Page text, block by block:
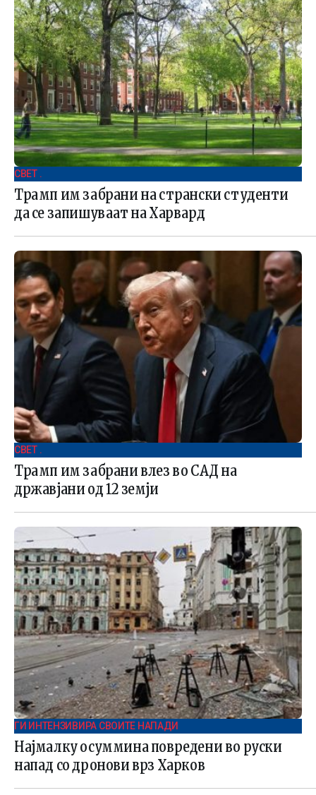
СВЕТ .
Трамп им забрани на странски студенти
да се запишуваат на Харвард
СВЕТ .
Трамп им забрани влез во САД на
државјани од 12 земји
ГИ ИНТЕНЗИВИРА СВОИТЕ НАПАДИ
Најмалку осуммина повредени во руски
напад со дронови врз Харков